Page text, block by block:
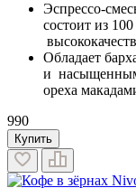
Эспрессо-
состоит из
Обладает
и
ореха
990
Купить